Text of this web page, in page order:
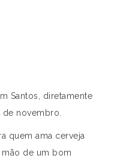
Santos, diretamente
novembro.
quem ama cerveja
mão de um bom